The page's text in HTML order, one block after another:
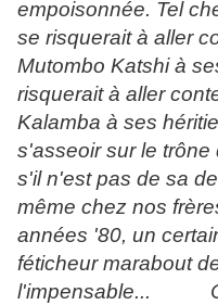
empoisonnée. Tel
se risquerait à aller
Mutombo Katshi à
risquerait à aller
Kalamba à ses
s'asseoir sur le
s'il n'est pas de sa
même chez nos
années '80, un
féticheur marabout
l'impensable...